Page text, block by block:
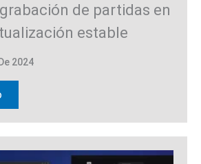
de partidas en
estable
2024